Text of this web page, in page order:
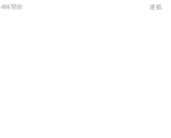
4時間前 連載